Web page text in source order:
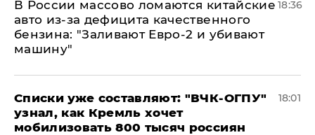
В России массово ломаются китайские
авто из-за дефицита качественного
бензина: "Заливают Евро-2 и убивают
машину"
18:36
Списки уже составляют: "ВЧК-ОГПУ"
узнал, как Кремль хочет
мобилизовать 800 тысяч россиян
18:01